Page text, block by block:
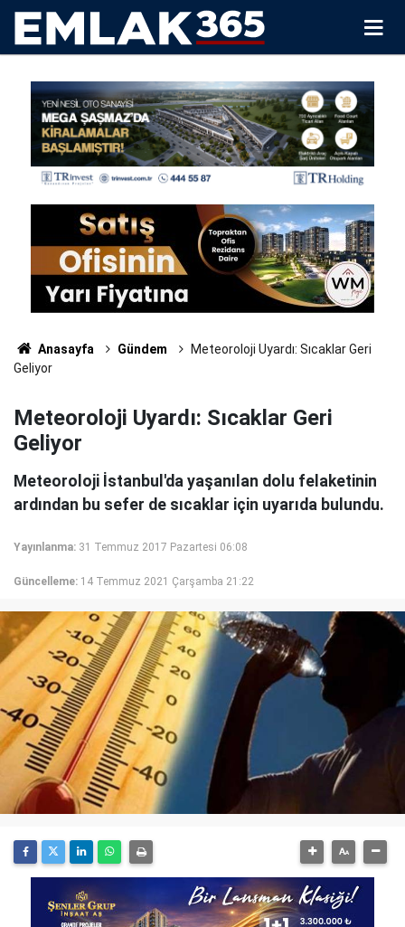
Anasayfa Gündem
Meteoroloji Uyardı: Sıcaklar Geri
Geliyor
Meteoroloji Uyardı: Sıcaklar Geri
Geliyor
Meteoroloji İstanbul'da yaşanılan dolu felaketinin
ardından bu sefer de sıcaklar için uyarıda bulundu.
Yayınlanma: 31 Temmuz 2017 Pazartesi 06:08
Güncelleme: 14 Temmuz 2021 Çarşamba 21:22